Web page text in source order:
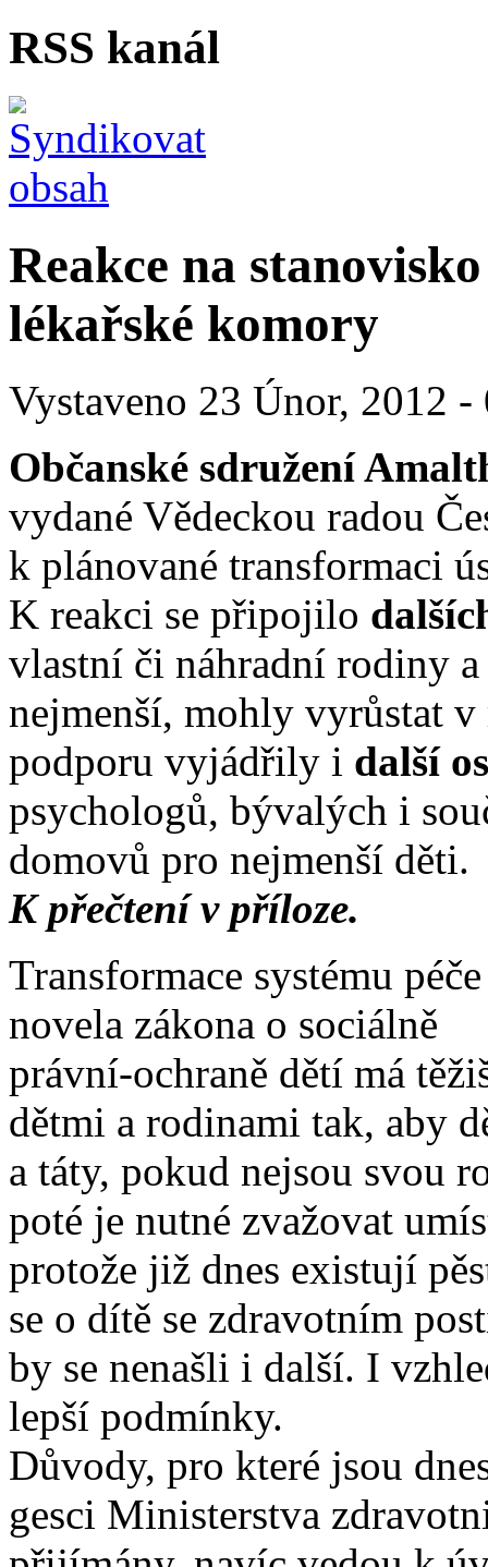
RSS kanál
Reakce na
lékařské komory
Vystaveno 23 Únor, 2012 -
Občanské sdružení
vydané Vědeckou radou
k plánované transformaci
K reakci se připojilo
vlastní či náhradní rodiny
nejmenší, mohly vyrůstat
podporu vyjádřily i další
psychologů, bývalých i
domovů pro nejmenší děti.
K přečtení v příloze.
Transformace systému
novela zákona o sociálně
právní-ochraně dětí má
dětmi a rodinami tak, aby
a táty, pokud nejsou svou
poté je nutné zvažovat
protože již dnes existují
se o dítě se zdravotním
by se nenašli i další. I
lepší podmínky.
Důvody, pro které jsou
gesci Ministerstva